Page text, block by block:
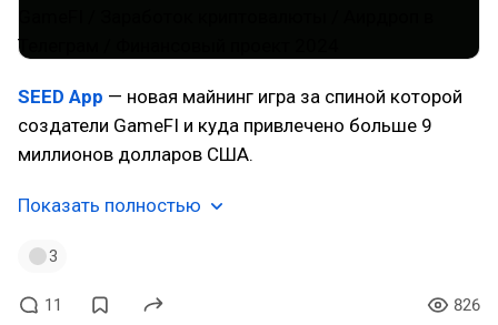
SEED App — новая майнинг игра за спиной которой
создатели GameFI и куда привлечено больше 9
миллионов долларов США.
Показать полностью
3
11 826